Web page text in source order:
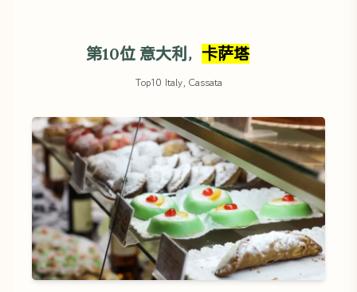
第10位 意大利， 卡萨塔
Top10 Italy, Cassata